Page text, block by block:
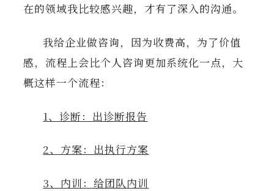
在的领域我比较感兴趣，才有了深入的沟通。
我给企业做咨询，因为收费高，为了价值
感，流程上会比个人咨询更加系统化一点，大
概这样一个流程：
1、诊断：出诊断报告
2、方案：出执行方案
3、内训：给团队内训